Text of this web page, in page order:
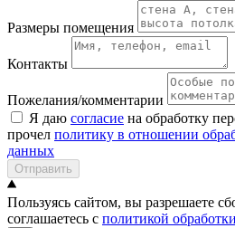
Размеры помещения
Контакты
Пожелания/комментарии
Я даю согласие на обработку
прочел политику в отношении
данных
Отправить
Пользуясь сайтом, вы разрешаете
соглашаетесь с политикой